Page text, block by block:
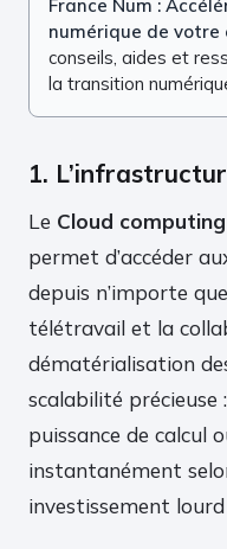
France Num :
numérique de votre
conseils, aides et
la transition
1.
Le Cloud computing
permet d’accéder
depuis n’importe
télétravail et la
dématérialisation
scalabilité précieuse
puissance de calcul
instantanément
investissement